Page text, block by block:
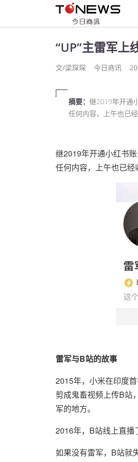
“UP”主雷军上
文/梁琛琛 今日商讯
摘要： 继2019年开通
任何内容，上午也已
继2019年开通小红书
任何内容，上午也已经
雷军与B站的故事
2015年，小米在印度
剪成鬼畜视频上传B站
军的地方。
2016年，B站线上直播
如果没有雷军，B站就